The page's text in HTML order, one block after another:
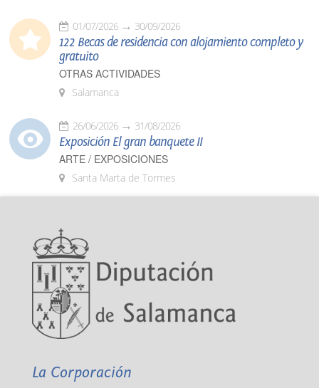
01/07/2026 30/09/2026
122 Becas de residencia con alojamiento completo y
gratuito
OTRAS ACTIVIDADES
Salamanca
26/06/2026 31/08/2026
Exposición El gran banquete II
ARTE / EXPOSICIONES
Santa Marta de Tormes
La Corporación